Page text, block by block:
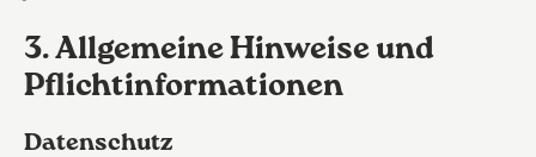
3. Allgemeine Hinweise und
Pflicht­informationen
Datenschutz